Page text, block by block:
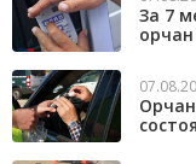
За 7
орчан